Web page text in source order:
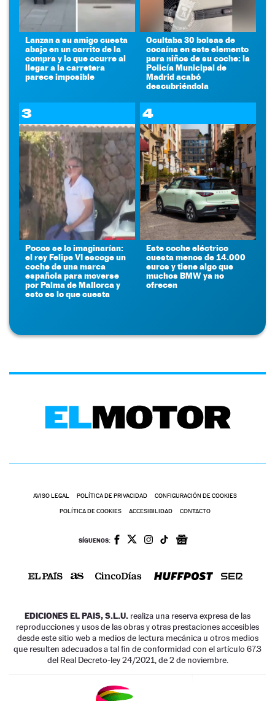
Lanzan a su amigo cuesta
abajo en un carrito de la
compra y lo que ocurre al
llegar a la carretera
parece imposible
Ocultaba 30 bolsas de
cocaína en este elemento
para niños de su coche: la
Policía Municipal de
Madrid acabó
descubriéndola
3
Pocos se lo imaginarían:
el rey Felipe VI escoge un
coche de una marca
española para moverse
por Palma de Mallorca y
esto es lo que cuesta
4
Este coche eléctrico
cuesta menos de 14.000
euros y tiene algo que
muchos BMW ya no
ofrecen
AVISO LEGAL POLÍTICA DE PRIVACIDAD CONFIGURACIÓN DE COOKIES
POLÍTICA DE COOKIES ACCESIBILIDAD CONTACTO
SÍGUENOS:
EDICIONES EL PAIS, S.L.U. realiza una reserva expresa de las
reproducciones y usos de las obras y otras prestaciones accesibles
desde este sitio web a medios de lectura mecánica u otros medios
que resulten adecuados a tal fin de conformidad con el artículo 67.3
del Real Decreto-ley 24/2021, de 2 de noviembre.